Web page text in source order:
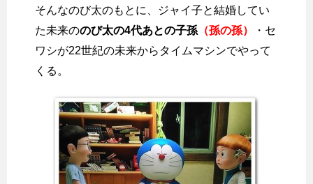
そんなのび太のもとに、ジャイ子と結婚してい
た未来ののび太の4代あとの子孫 （孫の孫）
・セ
ワシが22世紀の未来からタイムマシンでやって
くる。